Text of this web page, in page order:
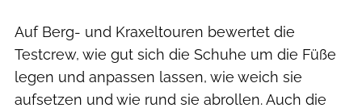
Auf Berg- und Kraxeltouren bewertet die
Testcrew, wie gut sich die Schuhe um die Füße
legen und anpassen lassen, wie weich sie
aufsetzen und wie rund sie abrollen. Auch die